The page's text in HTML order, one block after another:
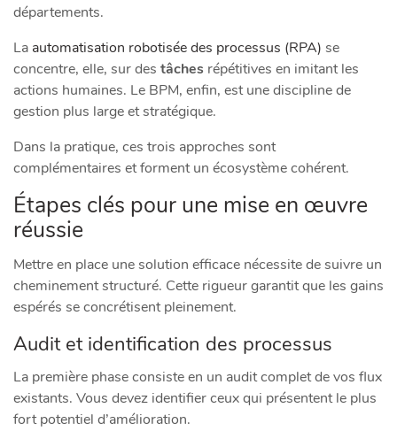
départements.
La automatisation robotisée des processus (RPA) se
concentre, elle, sur des tâches répétitives en imitant les
actions humaines. Le BPM, enfin, est une discipline de
gestion plus large et stratégique.
Dans la pratique, ces trois approches sont
complémentaires et forment un écosystème cohérent.
Étapes clés pour une mise en œuvre
réussie
Mettre en place une solution efficace nécessite de suivre un
cheminement structuré. Cette rigueur garantit que les gains
espérés se concrétisent pleinement.
Audit et identification des processus
La première phase consiste en un audit complet de vos flux
existants. Vous devez identifier ceux qui présentent le plus
fort potentiel d’amélioration.